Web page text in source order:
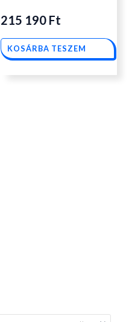
215 190 Ft
KOSÁRBA TESZEM